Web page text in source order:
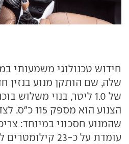
חידוש טכנולוגי משמעותי
שלה, שם הותקן מנוע בנזין
של 1.0 ליטר, בנוי משלוש
הצנוע הוא
שהמנוע חסכוני במיוחד:
עומדת על כ-23 קילומטרים לכל ליטר בנזין.